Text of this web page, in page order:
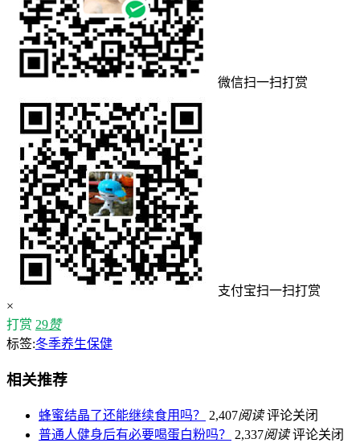
微信扫一扫打赏
支付宝扫一扫打赏
×
打赏 29赞
标签:冬季养生保健
相关推荐
蜂蜜结晶了还能继续食用吗？ 2,407阅读 评论关闭
普通人健身后有必要喝蛋白粉吗？
2,337阅读 评论关闭